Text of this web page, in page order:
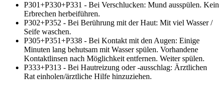
P301+P330+P331 - Bei Verschlucken: Mund ausspülen. Kein
Erbrechen herbeiführen.
P302+P352 - Bei Berührung mit der Haut: Mit viel Wasser /
Seife waschen.
P305+P351+P338 - Bei Kontakt mit den Augen: Einige
Minuten lang behutsam mit Wasser spülen. Vorhandene
Kontaktlinsen nach Möglichkeit entfernen. Weiter spülen.
P333+P313 - Bei Hautreizung oder -ausschlag: Ärztlichen
Rat einholen/ärztliche Hilfe hinzuziehen.